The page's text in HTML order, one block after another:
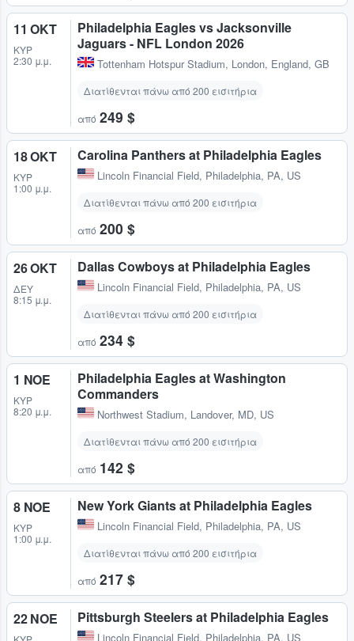
11 ΟΚΤ
ΚΥΡ
2:30 μ.μ.
Philadelphia Eagles vs Jacksonville
Jaguars - NFL London 2026
Tottenham Hotspur Stadium, London, England, GB
Διατίθενται πάνω από 200 εισιτήρια
από 249 $
18 ΟΚΤ
ΚΥΡ
1:00 μ.μ.
Carolina Panthers at Philadelphia Eagles
Lincoln Financial Field, Philadelphia, PA, US
Διατίθενται πάνω από 200 εισιτήρια
από 200 $
26 ΟΚΤ
ΔΕΥ
8:15 μ.μ.
Dallas Cowboys at Philadelphia Eagles
Lincoln Financial Field, Philadelphia, PA, US
Διατίθενται πάνω από 200 εισιτήρια
από 234 $
1 ΝΟΕ
ΚΥΡ
8:20 μ.μ.
Philadelphia Eagles at Washington
Commanders
Northwest Stadium, Landover, MD, US
Διατίθενται πάνω από 200 εισιτήρια
από 142 $
8 ΝΟΕ
ΚΥΡ
1:00 μ.μ.
New York Giants at Philadelphia Eagles
Lincoln Financial Field, Philadelphia, PA, US
Διατίθενται πάνω από 200 εισιτήρια
από 217 $
22 ΝΟΕ Pittsburgh Steelers at Philadelphia Eagles
Lincoln Financial Field, Philadelphia, PA, US